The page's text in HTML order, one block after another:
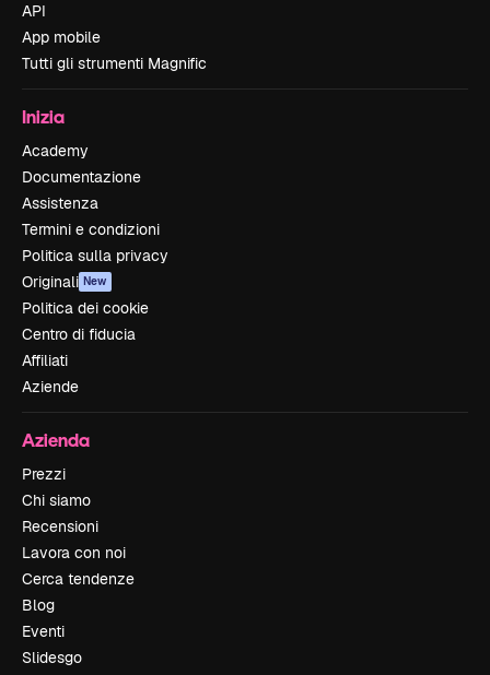
API
App mobile
Tutti gli strumenti Magnific
Inizia
Academy
Documentazione
Assistenza
Termini e condizioni
Politica sulla privacy
Originali New
Politica dei cookie
Centro di fiducia
Affiliati
Aziende
Azienda
Prezzi
Chi siamo
Recensioni
Lavora con noi
Cerca tendenze
Blog
Eventi
Slidesgo